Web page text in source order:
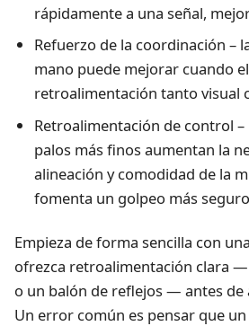
rápidamente a una señal,
Refuerzo de la coordinación –
mano puede mejorar cuando
retroalimentación tanto visual
Retroalimentación de control –
palos más finos aumentan la
alineación y comodidad de la
fomenta un golpeo más
Empieza de forma sencilla con
ofrezca retroalimentación clara
o un balón de reflejos — antes de
Un error común es pensar que